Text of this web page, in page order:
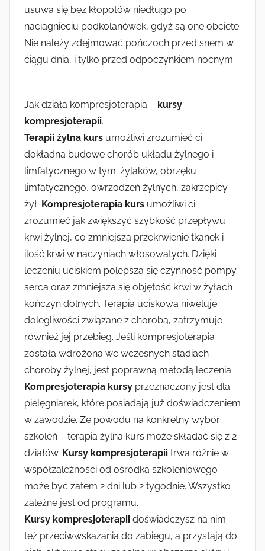
usuwa się bez kłopotów niedługo po
naciągnięciu podkolanówek, gdyż są one obcięte.
Nie należy zdejmować pończoch przed snem w
ciągu dnia, i tylko przed odpoczynkiem nocnym.
Jak działa kompresjoterapia – kursy
kompresjoterapii.
Terapii żylna kurs umożliwi zrozumieć ci
dokładną budowę chorób układu żylnego i
limfatycznego w tym: żylaków, obrzęku
limfatycznego, owrzodzeń żylnych, zakrzepicy
żył. Kompresjoterapia kurs umożliwi ci
zrozumieć jak zwiększyć szybkość przepływu
krwi żylnej, co zmniejsza przekrwienie tkanek i
ilość krwi w naczyniach włosowatych. Dzięki
leczeniu uciskiem polepsza się czynność pompy
serca oraz zmniejsza się objętość krwi w żyłach
kończyn dolnych. Terapia uciskowa niweluje
dolegliwości związane z chorobą, zatrzymuje
również jej przebieg. Jeśli kompresjoterapia
została wdrożona we wczesnych stadiach
choroby żylnej, jest poprawną metodą leczenia.
Kompresjoterapia kursy przeznaczony jest dla
pielęgniarek, które posiadają już doświadczeniem
w zawodzie. Ze powodu na konkretny wybór
szkoleń – terapia żylna kurs może składać się z 2
działów. Kursy kompresjoterapii trwa różnie w
współzależności od ośrodka szkoleniowego
może być zatem 2 dni lub 2 tygodnie. Wszystko
zależne jest od programu.
Kursy kompresjoterapii doświadczysz na nim
też przeciwwskazania do zabiegu, a przystają do